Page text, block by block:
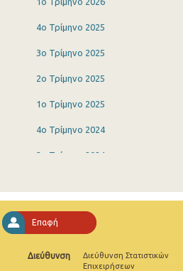
4o Τρίμηνο 2025
3o Τρίμηνο 2025
2o Τρίμηνο 2025
1o Τρίμηνο 2025
4o Τρίμηνο 2024
3o Τρίμηνο 2024
4o Τρίμηνο 2023
3o Τρίμηνο 2023
Επαφή
Διεύθυνση
Διεύθυνση Στατιστικών
Επιχειρήσεων